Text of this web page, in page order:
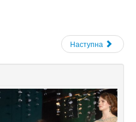
Наступна